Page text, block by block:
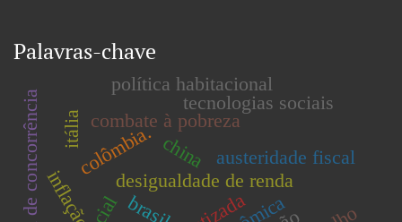
Palavras-chave
desigualdade de renda
colômbia. china austeridade fiscal
combate à pobreza
tecnologias sociais
política habitacional
brasil
inflação
itália